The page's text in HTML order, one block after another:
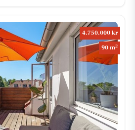
4.750.000 kr
90 m2